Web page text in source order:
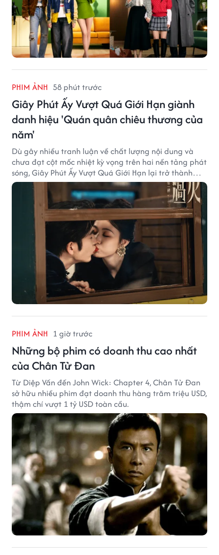
PHIM ẢNH 58 phút trước
Giây Phút Ấy Vượt Quá Giới Hạn giành
danh hiệu 'Quán quân chiêu thương của
năm'
Dù gây nhiều tranh luận về chất lượng nội dung và
chưa đạt cột mốc nhiệt kỳ vọng trên hai nền tảng phát
sóng, Giây Phút Ấy Vượt Quá Giới Hạn lại trở thành
hiện tượng ở khía cạnh thương mại.
PHIM ẢNH 1 giờ trước
Những bộ phim có doanh thu cao nhất
của Chân Tử Đan
Từ Diệp Vấn đến John Wick: Chapter 4, Chân Tử Đan
sở hữu nhiều phim đạt doanh thu hàng trăm triệu USD,
thậm chí vượt 1 tỷ USD toàn cầu.